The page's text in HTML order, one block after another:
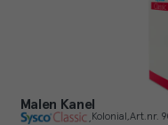
Malen Kanel
Kolonial Art.nr.